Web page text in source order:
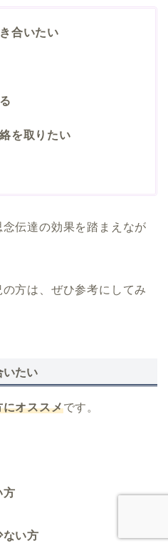
合いたい
を取りたい
伝達の効果を踏まえなが
方は、ぜひ参考にしてみ
たい
にオススメです。
方
ない方